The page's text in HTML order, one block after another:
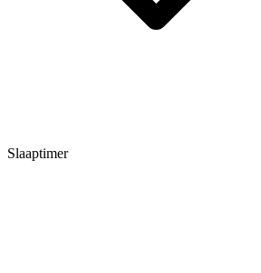
Slaaptimer